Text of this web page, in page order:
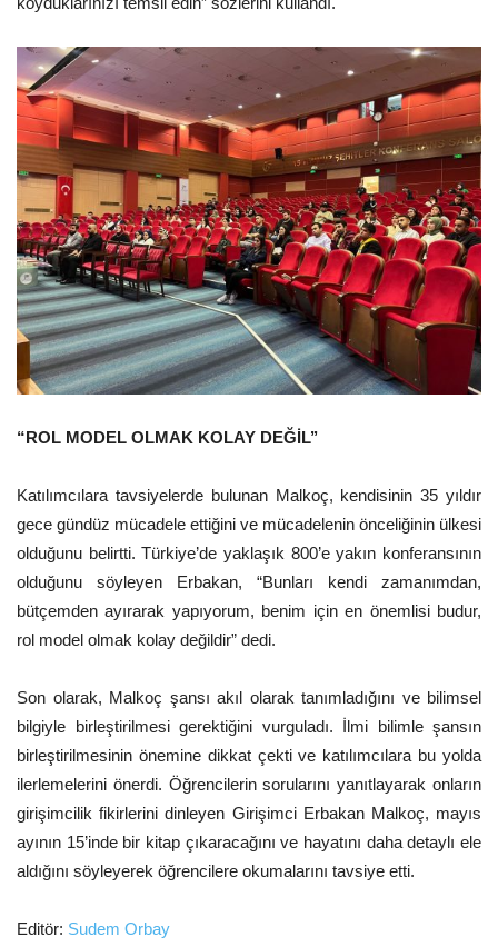
“ROL MODEL OLMAK KOLAY DEĞİL’’
Katılımcılara tavsiyelerde bulunan Malkoç, kendisinin 35 yıldır
gece gündüz mücadele ettiğini ve mücadelenin önceliğinin ülkesi
olduğunu belirtti. Türkiye’de yaklaşık 800’e yakın konferansının
olduğunu söyleyen Erbakan, “Bunları kendi zamanımdan,
bütçemden ayırarak yapıyorum, benim için en önemlisi budur,
rol model olmak kolay değildir” dedi.
Son olarak, Malkoç şansı akıl olarak tanımladığını ve bilimsel
bilgiyle birleştirilmesi gerektiğini vurguladı. İlmi bilimle şansın
birleştirilmesinin önemine dikkat çekti ve katılımcılara bu yolda
ilerlemelerini önerdi. Öğrencilerin sorularını yanıtlayarak onların
girişimcilik fikirlerini dinleyen Girişimci Erbakan Malkoç, mayıs
ayının 15’inde bir kitap çıkaracağını ve hayatını daha detaylı ele
aldığını söyleyerek öğrencilere okumalarını tavsiye etti.
Editör: Sudem Orbay